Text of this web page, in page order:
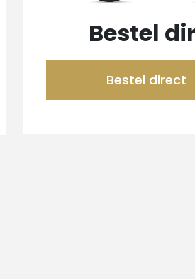
Bestel
Bestel direct